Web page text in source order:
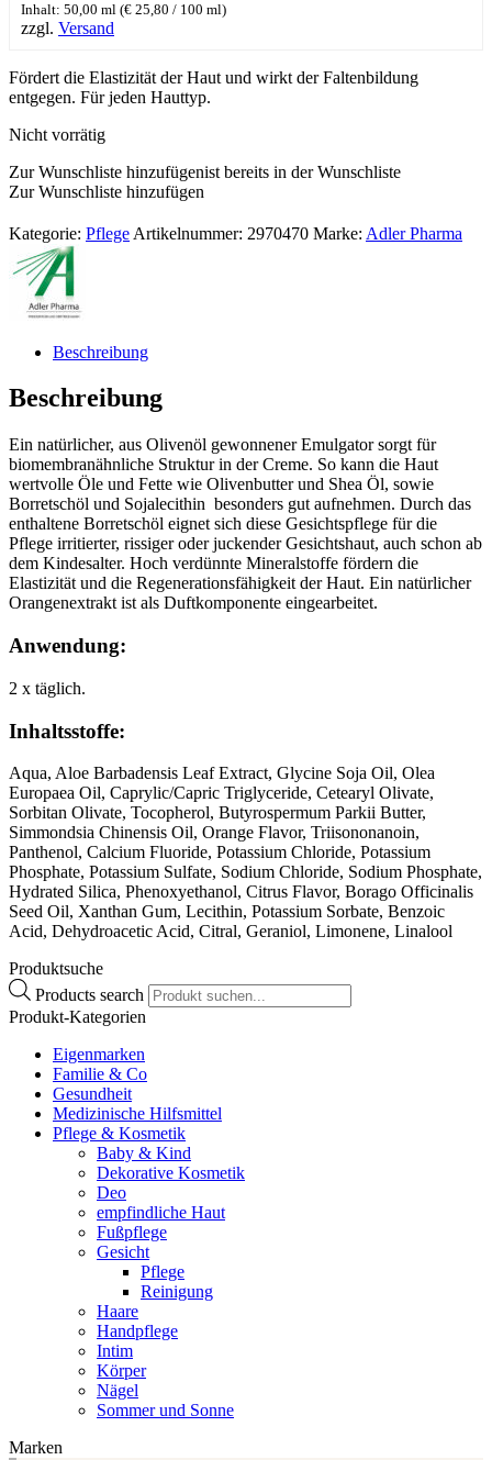
Inhalt: 50,00 ml (€ 25,80 / 100 ml)
zzgl. Versand
Fördert die Elastizität der Haut und wirkt der Faltenbildung
entgegen. Für jeden Hauttyp.
Nicht vorrätig
Zur Wunschliste hinzufügenist bereits in der Wunschliste
Zur Wunschliste hinzufügen
Kategorie: Pflege Artikelnummer: 2970470 Marke: Adler Pharma
Beschreibung
Beschreibung
Ein natürlicher, aus Olivenöl gewonnener Emulgator sorgt für
biomembranähnliche Struktur in der Creme. So kann die Haut
wertvolle Öle und Fette wie Olivenbutter und Shea Öl, sowie
Borretschöl und Sojalecithin besonders gut aufnehmen. Durch das
enthaltene Borretschöl eignet sich diese Gesichtspflege für die
Pflege irritierter, rissiger oder juckender Gesichtshaut, auch schon ab
dem Kindesalter. Hoch verdünnte Mineralstoffe fördern die
Elastizität und die Regenerationsfähigkeit der Haut. Ein natürlicher
Orangenextrakt ist als Duftkomponente eingearbeitet.
Anwendung:
2 x täglich.
Inhaltsstoffe:
Aqua, Aloe Barbadensis Leaf Extract, Glycine Soja Oil, Olea
Europaea Oil, Caprylic/Capric Triglyceride, Cetearyl Olivate,
Sorbitan Olivate, Tocopherol, Butyrospermum Parkii Butter,
Simmondsia Chinensis Oil, Orange Flavor, Triisononanoin,
Panthenol, Calcium Fluoride, Potassium Chloride, Potassium
Phosphate, Potassium Sulfate, Sodium Chloride, Sodium Phosphate,
Hydrated Silica, Phenoxyethanol, Citrus Flavor, Borago Officinalis
Seed Oil, Xanthan Gum, Lecithin, Potassium Sorbate, Benzoic
Acid, Dehydroacetic Acid, Citral, Geraniol, Limonene, Linalool
Produktsuche
Products search
Produkt-Kategorien
Eigenmarken
Familie & Co
Gesundheit
Medizinische Hilfsmittel
Pflege & Kosmetik
Baby & Kind
Dekorative Kosmetik
Deo
empfindliche Haut
Fußpflege
Gesicht
Pflege
Reinigung
Haare
Handpflege
Intim
Körper
Nägel
Sommer und Sonne
Marken